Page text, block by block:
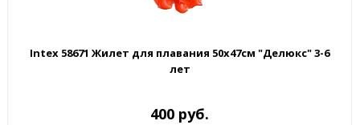
Intex 58671 Жилет для плавания 50х47см "Делюкс" 3-6
лет
400 руб.